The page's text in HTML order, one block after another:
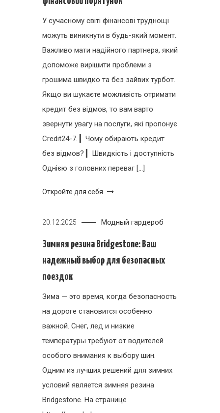
У сучасному світі фінансові труднощі
можуть виникнути в будь-який момент.
Важливо мати надійного партнера, який
допоможе вирішити проблеми з
грошима швидко та без зайвих турбот.
Якщо ви шукаєте можливість отримати
кредит без відмов, то вам варто
звернути увагу на послуги, які пропонує
Credit24-7. ▎Чому обирають кредит
без відмов? ▎Швидкість і доступність
Однією з головних переваг […]
Откройте для себя
20.12.2025 Модный гардероб
Зимняя резина Bridgestone: Ваш
надежный выбор для безопасных
поездок
Зима — это время, когда безопасность
на дороге становится особенно
важной. Снег, лед и низкие
температуры требуют от водителей
особого внимания к выбору шин.
Одним из лучших решений для зимних
условий является зимняя резина
Bridgestone. На странице